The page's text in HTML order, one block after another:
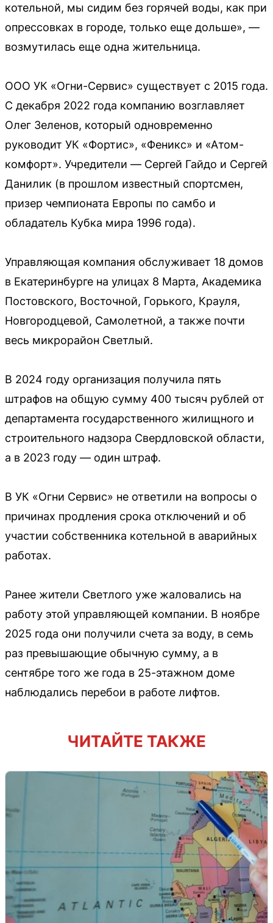
котельной, мы сидим без горячей воды, как при
опрессовках в городе, только еще дольше», —
возмутилась еще одна жительница.
ООО УК «Огни-Сервис» существует с 2015 года.
С декабря 2022 года компанию возглавляет
Олег Зеленов, который одновременно
руководит УК «Фортис», «Феникс» и «Атом-
комфорт». Учредители — Сергей Гайдо и Сергей
Данилик (в прошлом известный спортсмен,
призер чемпионата Европы по самбо и
обладатель Кубка мира 1996 года).
Управляющая компания обслуживает 18 домов
в Екатеринбурге на улицах 8 Марта, Академика
Постовского, Восточной, Горького, Крауля,
Новгородцевой, Самолетной, а также почти
весь микрорайон Светлый.
В 2024 году организация получила пять
штрафов на общую сумму 400 тысяч рублей от
департамента государственного жилищного и
строительного надзора Свердловской области,
а в 2023 году — один штраф.
В УК «Огни Сервис» не ответили на вопросы о
причинах продления срока отключений и об
участии собственника котельной в аварийных
работах.
Ранее жители Светлого уже жаловались на
работу этой управляющей компании. В ноябре
2025 года они получили счета за воду, в семь
раз превышающие обычную сумму, а в
сентябре того же года в 25-этажном доме
наблюдались перебои в работе лифтов.
ЧИТАЙТЕ ТАКЖЕ